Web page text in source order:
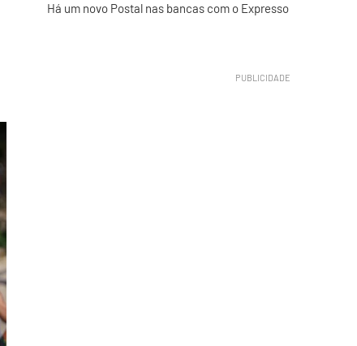
Há um novo Postal nas bancas com o Expresso